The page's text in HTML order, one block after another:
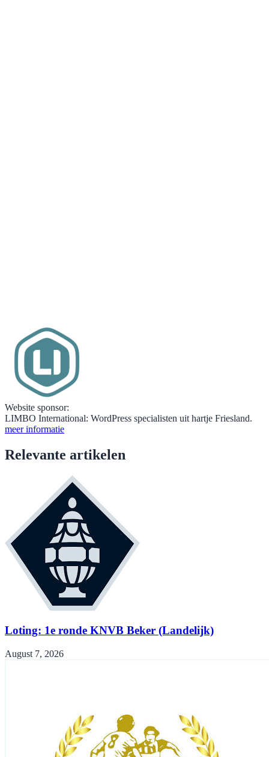
Website sponsor:
LIMBO International: WordPress specialisten uit hartje Friesland.
meer informatie
Relevante artikelen
Loting: 1e ronde KNVB Beker (Landelijk)
August 7, 2026